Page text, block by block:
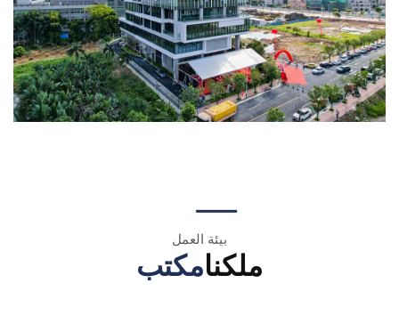
بيئة العمل
ملكنامكتب